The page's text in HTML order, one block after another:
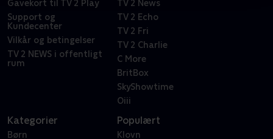
Gavekort til TV 2 Play
Support og
Kundecenter
Vilkår og betingelser
TV 2 NEWS i offentligt
rum
TV 2 News
TV 2 Echo
TV 2 Fri
TV 2 Charlie
C More
BritBox
SkyShowtime
Oiii
Kategorier
Børn
Populært
Klovn